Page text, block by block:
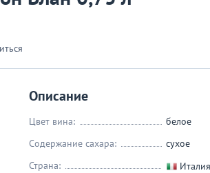
Описание
Цвет вина:
белое
Содержание сахара:
сухое
Страна:
Италия